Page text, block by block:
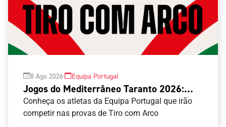
8 Ago 2026· Equipa Portugal
Jogos do Mediterrâneo Taranto 2026:
Tiro com Arco
Conheça os atletas da Equipa Portugal que irão
competir nas provas de Tiro com Arco